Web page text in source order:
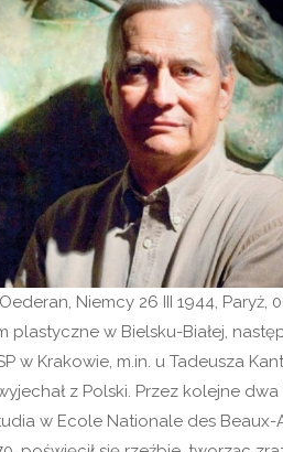
Niemcy 26 III 1944, Paryż,
plastyczne w Bielsku-Białej,
w Krakowie, m.in. u Tadeusza
z Polski. Przez kolejne
w Ecole Nationale des Beaux-